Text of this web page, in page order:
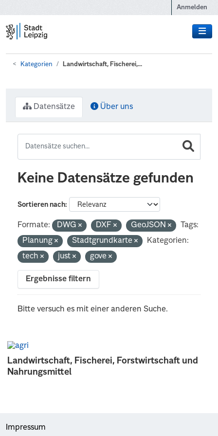
Anmelden
Kategorien Landwirtschaft, Fischerei,...
Landwirtschaft, Fischerei, Forstwirtschaft und
Nahrungsmittel
Datensätze Über uns
Keine Datensätze gefunden
Sortieren nach
Formate: DWG DXF GeoJSON
Tags:
Planung
Stadtgrundkarte
Kategorien:
tech
just gove
Ergebnisse filtern
Bitte versuch es mit einer anderen Suche.
Impressum